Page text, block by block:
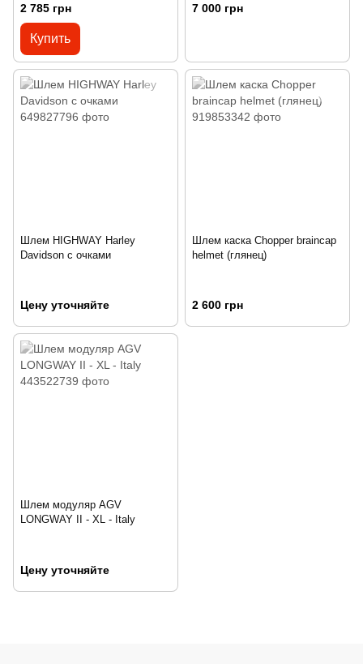
2 785 грн
Купить
7 000 грн
Шлем HIGHWAY Harley
Davidson с очками
Цену уточняйте
Шлем каска Chopper braincap
helmet (глянец)
2 600 грн
Шлем модуляр AGV
LONGWAY II - XL - Italy
Цену уточняйте